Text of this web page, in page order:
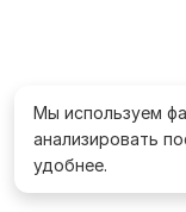
Мы используем
анализировать
удобнее.